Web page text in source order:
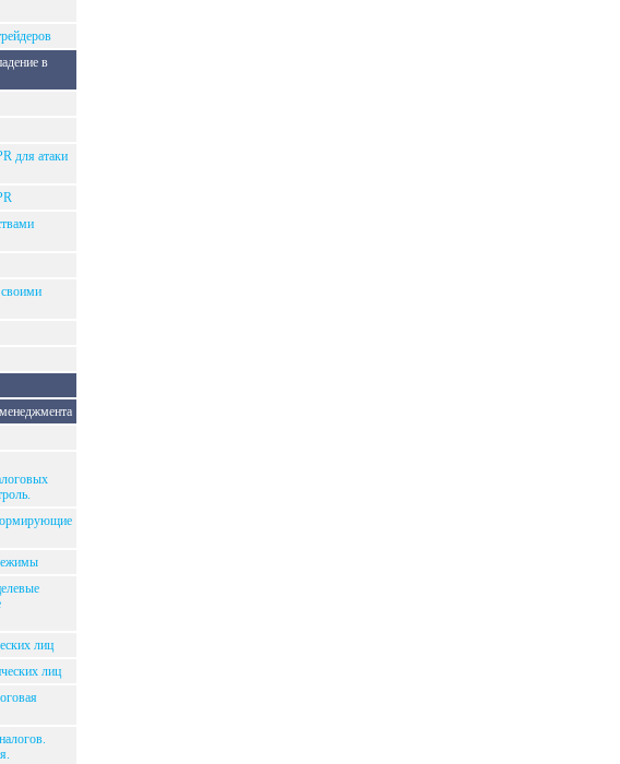
в
для атаки
своими
лиц
лиц